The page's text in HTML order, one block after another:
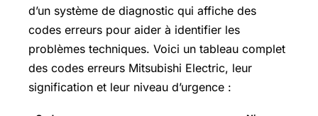
d’un système de diagnostic qui affiche des
codes erreurs pour aider à identifier les
problèmes techniques. Voici un tableau complet
des codes erreurs Mitsubishi Electric, leur
signification et leur niveau d’urgence :